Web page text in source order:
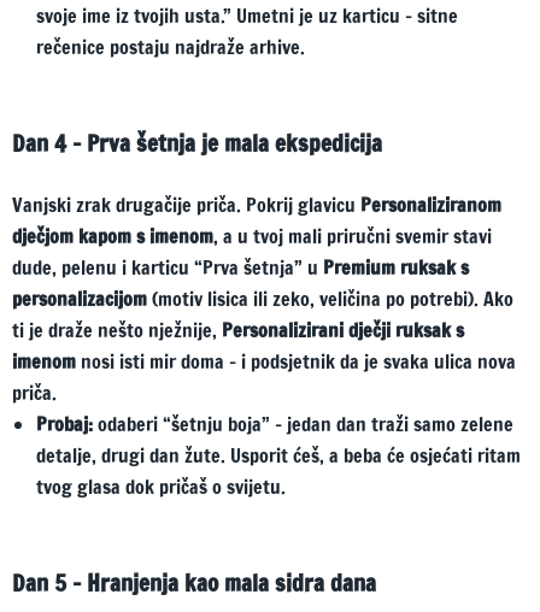
svoje ime iz tvojih usta.” Umetni je uz karticu – sitne
rečenice postaju najdraže arhive.
Dan 4 – Prva šetnja je mala ekspedicija
Vanjski zrak drugačije priča. Pokrij glavicu Personaliziranom
dječjom kapom s imenom, a u tvoj mali priručni svemir stavi
dude, pelenu i karticu “Prva šetnja” u Premium ruksak s
personalizacijom(motiv lisica ili zeko, veličina po potrebi). Ako
ti je draže nešto nježnije, Personalizirani dječji ruksak s
imenom nosi isti mir doma – i podsjetnik da je svaka ulica nova
priča.
Probaj:odaberi “šetnju boja” – jedan dan traži samo zelene
detalje, drugi dan žute. Usporit ćeš, a beba će osjećati ritam
tvog glasa dok pričaš o svijetu.
Dan 5 – Hranjenja kao mala sidra dana